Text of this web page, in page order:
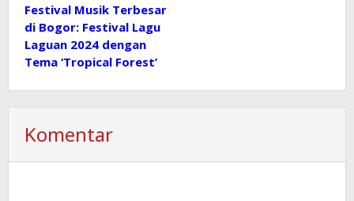
Festival Musik Terbesar
di Bogor: Festival Lagu
Laguan 2024 dengan
Tema ‘Tropical Forest’
Komentar